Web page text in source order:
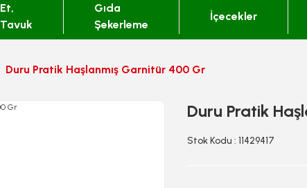
Et,
Tavuk
Gıda
Şekerleme
İçecekler
Duru Pratik Haşlanmış Garnitür 400 Gr
Duru Pratik
Stok Kodu : 11429417